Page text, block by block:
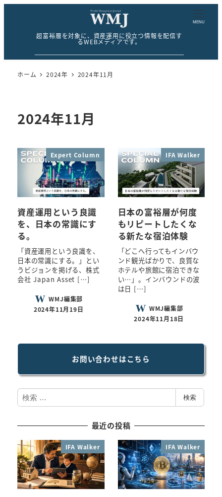
超富裕層を対象に、資産運用に役立つ情報を配信す
るWEBメディアです。
MENU
ホーム 2024年 2024年11月
2024年11月
Expert Column
資産運用という良識
を、日本の常識にす
る。
「資産運用という良識を、
日本の常識にする。」とい
うビジョンを掲げる、株式
会社 Japan Asset […]
WMJ編集部
2024年11月19日
IFA Walker
日本の富裕層が何度
もリピートしたくな
る新たな宿泊体験
「どこへ行ってもインバウ
ンド観光ばかりで、良質な
ホテルや旅館に宿泊できな
い…」。インバウンドの波
は日 […]
WMJ編集部
2024年11月18日
お問い合わせはこちら
検
索
検索
最近の投稿
IFA Walker IFA Walker